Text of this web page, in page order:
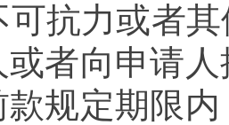
力或者其
或者向申请
规定期限